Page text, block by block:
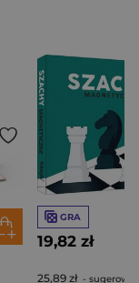
GRA
19,82 zł
25,89 zł -